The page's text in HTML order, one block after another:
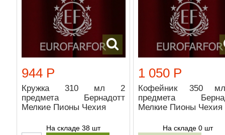
944 Р
Кружка 310 мл 2
предмета Бернадотт
Мелкие Пионы Чехия
На складе 38 шт
1 050 Р
Кофейник 350
предмета
Мелкие Пионы Чехия
На складе 0 шт